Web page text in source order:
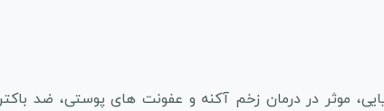
موثر در درمان زخم آکنه و عفونت های پوستی، ضد